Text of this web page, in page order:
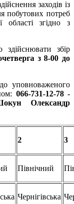
заходів із
побутових потреб
області згідно з
збір
з 8-00 до
уповноваженого
066-731-12-78 -
Олександр
2 3
Північний
Чернігівська